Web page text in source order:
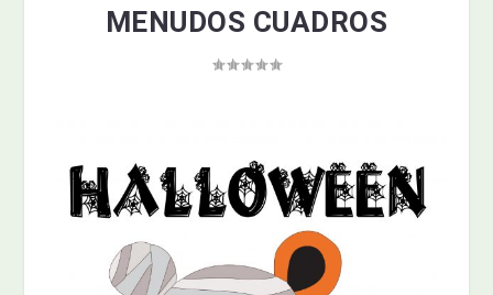
MENUDOS CUADROS